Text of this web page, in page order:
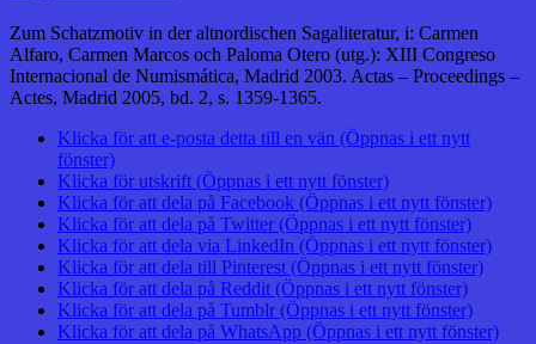
Zum Schatzmotiv in der altnordischen Sagaliteratur, i: Carmen
Alfaro, Carmen Marcos och Paloma Otero (utg.): XIII Congreso
Internacional de Numismática, Madrid 2003. Actas – Proceedings –
Actes, Madrid 2005, bd. 2, s. 1359-1365.
Klicka för att e-posta detta till en vän (Öppnas i ett nytt
fönster)
Klicka för utskrift (Öppnas i ett nytt fönster)
Klicka för att dela på Facebook (Öppnas i ett nytt fönster)
Klicka för att dela på Twitter (Öppnas i ett nytt fönster)
Klicka för att dela via LinkedIn (Öppnas i ett nytt fönster)
Klicka för att dela till Pinterest (Öppnas i ett nytt fönster)
Klicka för att dela på Reddit (Öppnas i ett nytt fönster)
Klicka för att dela på Tumblr (Öppnas i ett nytt fönster)
Klicka för att dela på WhatsApp (Öppnas i ett nytt fönster)